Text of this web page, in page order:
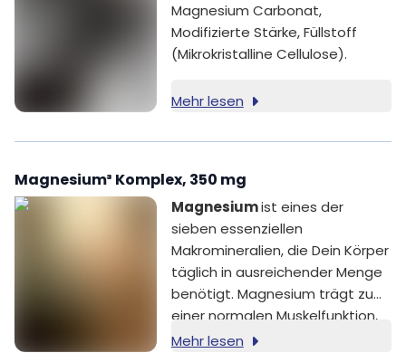
Magnesium Carbonat,
Modifizierte Stärke, Füllstoff
(Mikrokristalline Cellulose).
Mehr lesen
Magnesium³ Komplex, 350 mg
Magnesiumist eines der
sieben essenziellen
Makromineralien, die Dein Körper
täglich in ausreichender Menge
benötigt. Magnesium trägt zu
einer normalen Muskelfunktion,
zu einer normalen Funktion des
Mehr lesen